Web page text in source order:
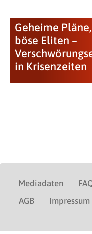
Geheime Pläne,
böse Eliten –
in Krisenzeiten
Mediadaten
AGB
Impressum